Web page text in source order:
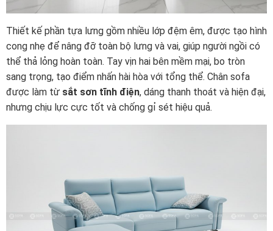
Thiết kế phần tựa lưng gồm nhiều lớp đệm êm, được tạo hình
cong nhẹ để nâng đỡ toàn bộ lưng và vai, giúp người ngồi có
thể thả lỏng hoàn toàn. Tay vịn hai bên mềm mại, bo tròn
sang trọng, tạo điểm nhấn hài hòa với tổng thể. Chân sofa
được làm từ sắt sơn tĩnh điện, dáng thanh thoát và hiện đại,
nhưng chịu lực cực tốt và chống gỉ sét hiệu quả.